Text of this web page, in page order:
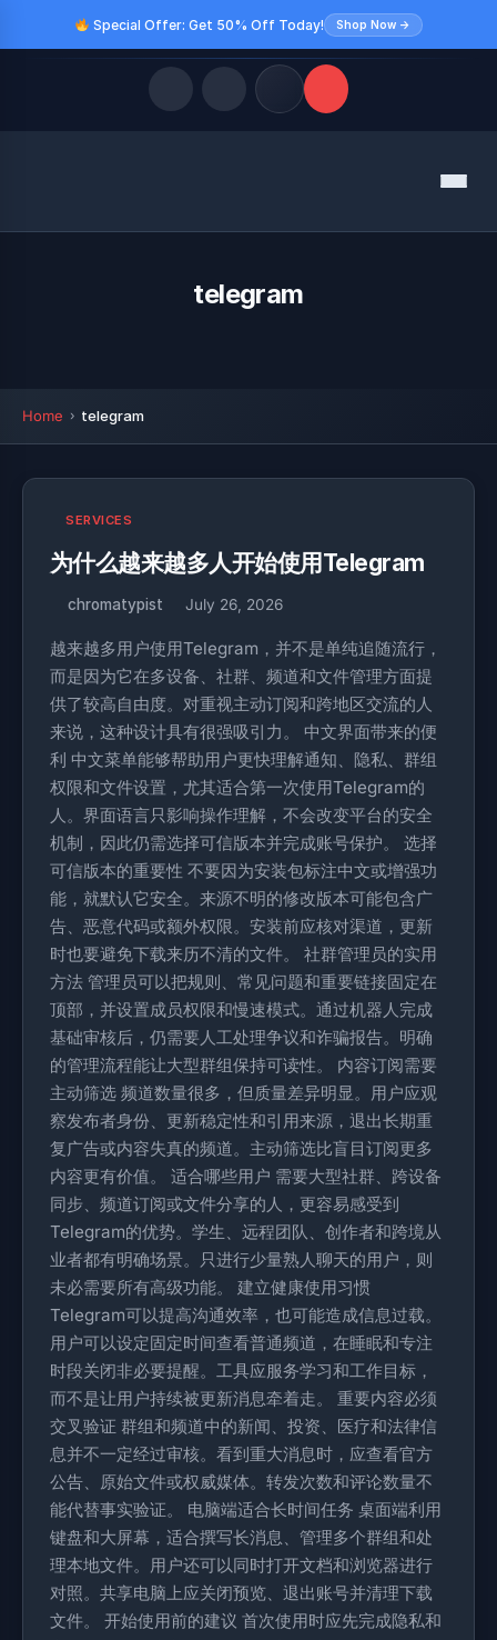
Special Offer: Get 50% Off Today! Shop Now →
Menu
telegram
Home telegram
SERVICES
为什么越来越多人开始使用Telegram
chromatypist July 26, 2026
越来越多用户使用Telegram，并不是单纯追随流行，
而是因为它在多设备、社群、频道和文件管理方面提
供了较高自由度。对重视主动订阅和跨地区交流的人
来说，这种设计具有很强吸引力。 中文界面带来的便
利 中文菜单能够帮助用户更快理解通知、隐私、群组
权限和文件设置，尤其适合第一次使用Telegram的
人。界面语言只影响操作理解，不会改变平台的安全
机制，因此仍需选择可信版本并完成账号保护。 选择
可信版本的重要性 不要因为安装包标注中文或增强功
能，就默认它安全。来源不明的修改版本可能包含广
告、恶意代码或额外权限。安装前应核对渠道，更新
时也要避免下载来历不清的文件。 社群管理员的实用
方法 管理员可以把规则、常见问题和重要链接固定在
顶部，并设置成员权限和慢速模式。通过机器人完成
基础审核后，仍需要人工处理争议和诈骗报告。明确
的管理流程能让大型群组保持可读性。 内容订阅需要
主动筛选 频道数量很多，但质量差异明显。用户应观
察发布者身份、更新稳定性和引用来源，退出长期重
复广告或内容失真的频道。主动筛选比盲目订阅更多
内容更有价值。 适合哪些用户 需要大型社群、跨设备
同步、频道订阅或文件分享的人，更容易感受到
Telegram的优势。学生、远程团队、创作者和跨境从
业者都有明确场景。只进行少量熟人聊天的用户，则
未必需要所有高级功能。 建立健康使用习惯
Telegram可以提高沟通效率，也可能造成信息过载。
用户可以设定固定时间查看普通频道，在睡眠和专注
时段关闭非必要提醒。工具应服务学习和工作目标，
而不是让用户持续被更新消息牵着走。 重要内容必须
交叉验证 群组和频道中的新闻、投资、医疗和法律信
息并不一定经过审核。看到重大消息时，应查看官方
公告、原始文件或权威媒体。转发次数和评论数量不
能代替事实验证。 电脑端适合长时间任务 桌面端利用
键盘和大屏幕，适合撰写长消息、管理多个群组和处
理本地文件。用户还可以同时打开文档和浏览器进行
对照。共享电脑上应关闭预览、退出账号并清理下载
文件。 开始使用前的建议 首次使用时应先完成隐私和